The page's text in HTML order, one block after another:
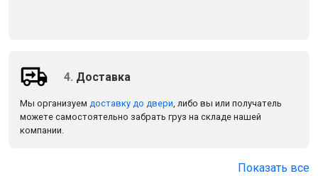
4. Доставка
Мы организуем доставку до двери, либо вы или получатель
можете самостоятельно забрать груз на складе нашей
компании.
Показать все